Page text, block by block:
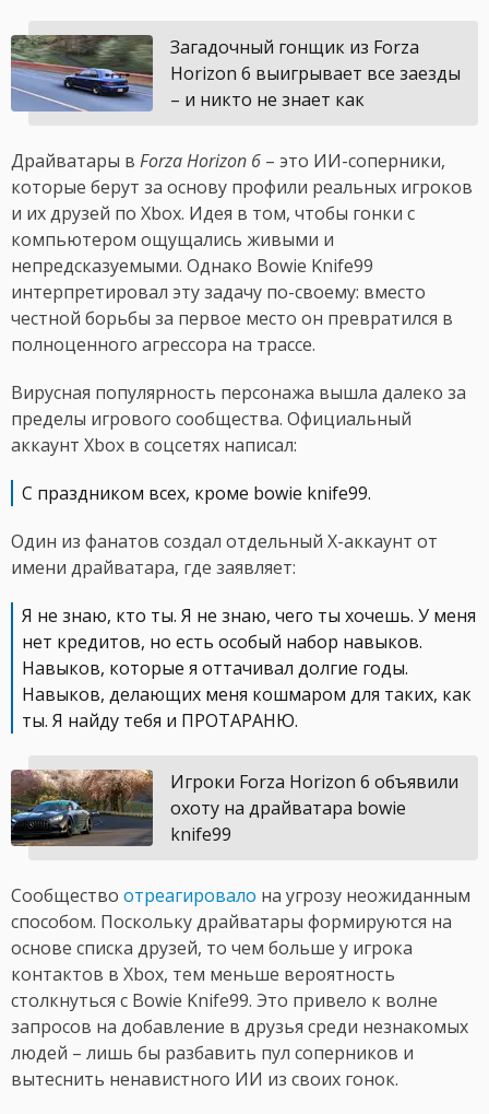
Загадочный гонщик из Forza
Horizon 6 выигрывает все заезды
– и никто не знает как
Драйватары в Forza Horizon 6 – это ИИ-соперники,
которые берут за основу профили реальных игроков
и их друзей по Xbox. Идея в том, чтобы гонки с
компьютером ощущались живыми и
непредсказуемыми. Однако Bowie Knife99
интерпретировал эту задачу по-своему: вместо
честной борьбы за первое место он превратился в
полноценного агрессора на трассе.
Вирусная популярность персонажа вышла далеко за
пределы игрового сообщества. Официальный
аккаунт Xbox в соцсетях написал:
С праздником всех, кроме bowie knife99.
Один из фанатов создал отдельный X-аккаунт от
имени драйватара, где заявляет:
Я не знаю, кто ты. Я не знаю, чего ты хочешь. У меня
нет кредитов, но есть особый набор навыков.
Навыков, которые я оттачивал долгие годы.
Навыков, делающих меня кошмаром для таких, как
ты. Я найду тебя и ПРОТАРАНЮ.
Игроки Forza Horizon 6 объявили
охоту на драйватара bowie
knife99
Сообщество отреагировало на угрозу неожиданным
способом. Поскольку драйватары формируются на
основе списка друзей, то чем больше у игрока
контактов в Xbox, тем меньше вероятность
столкнуться с Bowie Knife99. Это привело к волне
запросов на добавление в друзья среди незнакомых
людей – лишь бы разбавить пул соперников и
вытеснить ненавистного ИИ из своих гонок.